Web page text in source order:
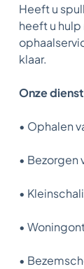
Heeft u
heeft u
klaar.
Onze
• Ophalen
• Bezorgen
•
•
•